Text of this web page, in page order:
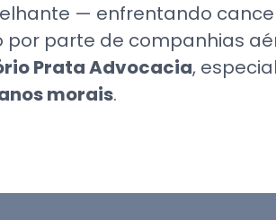
— enfrentando
parte de companhias
Prata Advocacia,
morais.